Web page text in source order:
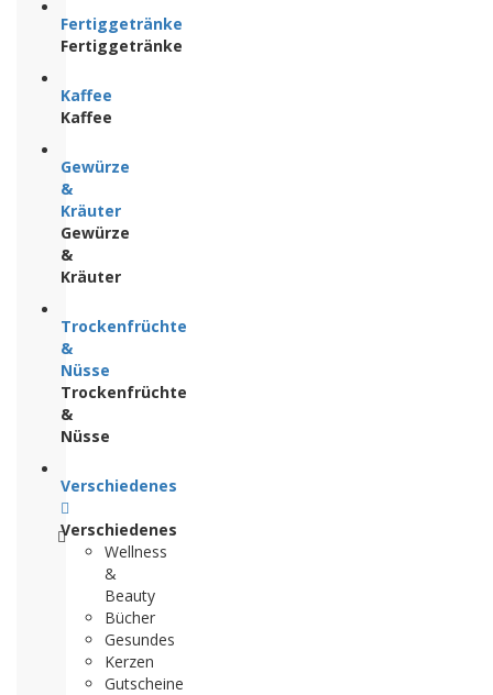
Fertiggetränke
Fertiggetränke
Kaffee
Kaffee
Gewürze
&
Kräuter
Gewürze
&
Kräuter
Trockenfrüchte
&
Nüsse
Trockenfrüchte
&
Nüsse
Verschiedenes
Verschiedenes
Wellness
&
Beauty
Bücher
Gesundes
Kerzen
Gutscheine